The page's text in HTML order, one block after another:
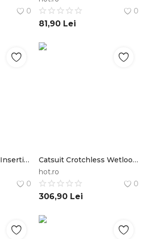
0
0
81,90 Lei
Catsuit din Vinil cu Insertie din Tulle, Negru, S Black Level
0
Catsuit Crotchless Wetlook si Tul cu Pietre Stralucitoare M Noir Handmade
hot.ro
0
306,90 Lei